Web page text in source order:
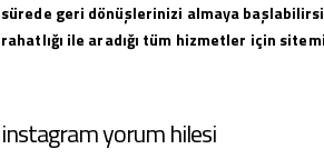
sürede geri dönüşlerinizi almaya
rahatlığı ile aradığı tüm hizmetler için
instagram yorum hilesi